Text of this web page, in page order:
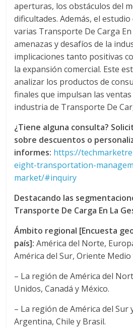
a
e
n
C
o
o
m
b
a
aperturas, los obstáculos del
dificultades. Además, el
varias Transporte De Carga
amenazas y desafíos de la
implicaciones tanto positivas
la expansión comercial. Este
analizar los productos de
finales que impulsan las
industria de Transporte De
¿Tiene alguna consulta?
sobre descuentos o
informes: https://
eight-transportation-
market/#inquiry
Destacando las
Transporte De Carga En La
Ámbito regional [Encuesta
país]: América del Norte,
América del Sur, Oriente Medio
– La región de América del
Unidos, Canadá y México.
– La región de América del Sur
Argentina, Chile y Brasil.